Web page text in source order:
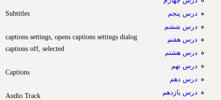
Subtitles
captions settings , opens captions settings dialog
captions off , selected
Captions
Audio Track
درس پنجم
درس ششم
درس هفتم
درس هشتم
درس نهم
درس دهم
درس یازدهم